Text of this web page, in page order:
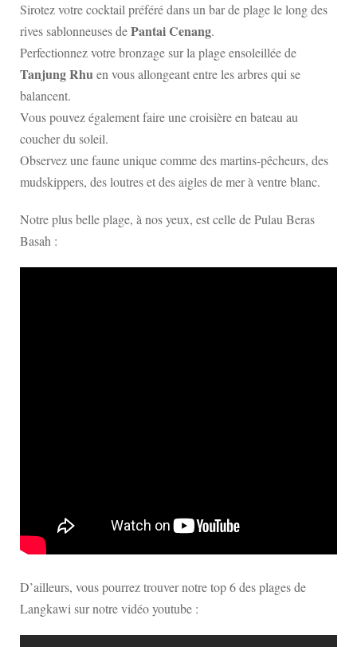
Sirotez votre cocktail préféré dans un bar de plage le long des
rives sablonneuses dePantai Cenang.
Perfectionnez votre bronzage sur la plage ensoleillée de
Tanjung Rhuen vous allongeant entre les arbres qui se
balancent.
Vous pouvez également faire une croisière en bateau au
coucher du soleil.
Observez une faune unique comme des martins-pêcheurs, des
mudskippers, des loutres et des aigles de mer à ventre blanc.
Notre plus belle plage, à nos yeux, est celle de Pulau Beras
Basah :
D’ailleurs, vous pourrez trouver notre top 6 des plages de
Langkawi sur notre vidéo youtube :